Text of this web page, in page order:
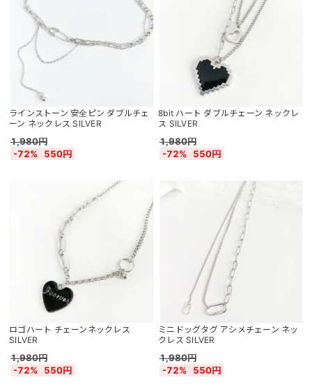
ラインストーン 安全ピン ダブルチェ
ーン ネックレス SILVER
1,980円
-72%
550円
8bit ハート ダブルチェーン ネックレ
ス SILVER
1,980円
-72%
550円
ロゴハート チェーンネックレス
SILVER
1,980円
-72%
550円
ミニドッグタグ アシメチェーン ネッ
クレス SILVER
1,980円
-72%
550円